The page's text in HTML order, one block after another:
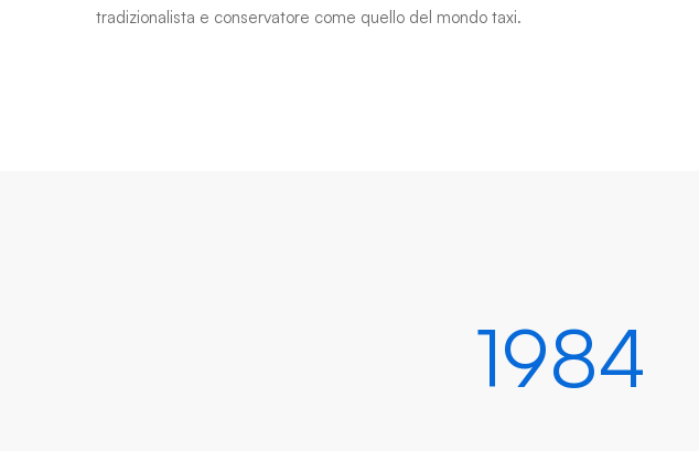
tradizionalista e conservatore come quello del mondo taxi.
1984